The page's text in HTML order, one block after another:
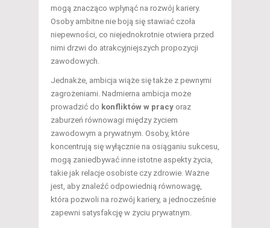
mogą znacząco wpłynąć na rozwój kariery.
Osoby ambitne nie boją się stawiać czoła
niepewności, co niejednokrotnie otwiera przed
nimi drzwi do atrakcyjniejszych propozycji
zawodowych.
Jednakże, ambicja wiąże się także z pewnymi
zagrożeniami. Nadmierna ambicja może
prowadzić do konfliktów w pracy oraz
zaburzeń równowagi między życiem
zawodowym a prywatnym. Osoby, które
koncentrują się wyłącznie na osiąganiu sukcesu,
mogą zaniedbywać inne istotne aspekty życia,
takie jak relacje osobiste czy zdrowie. Ważne
jest, aby znaleźć odpowiednią równowagę,
która pozwoli na rozwój kariery, a jednocześnie
zapewni satysfakcję w życiu prywatnym.